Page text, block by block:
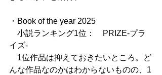
・Book of the year 2025
小説ランキング1位：　PRIZE-プラ
イズ-
1位作品は抑えておきたいところ。ど
んな作品なのかはわからないものの、1